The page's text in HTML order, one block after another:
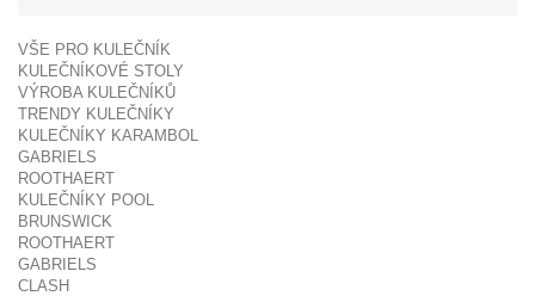
VŠE PRO KULEČNÍK
KULEČNÍKOVÉ STOLY
VÝROBA KULEČNÍKŮ
TRENDY KULEČNÍKY
KULEČNÍKY KARAMBOL
GABRIELS
ROOTHAERT
KULEČNÍKY POOL
BRUNSWICK
ROOTHAERT
GABRIELS
CLASH